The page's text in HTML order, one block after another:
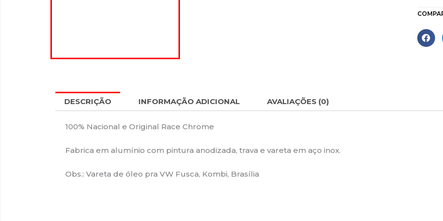
DESCRIÇÃO INFORMAÇÃO ADICIONAL AVALIAÇÕES (0)
100% Nacional e Original Race Chrome
Fabrica em alumínio com pintura anodizada, trava e vareta em aço inox.
Obs.: Vareta de óleo pra VW Fusca, Kombi, Brasília